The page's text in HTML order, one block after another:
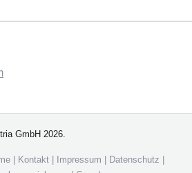
GmbH 2026.
Kontakt Impressum Datenschutz